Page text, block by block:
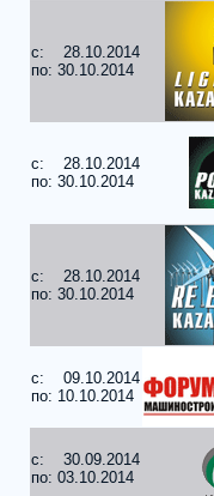
c: 28.10.2014
по: 30.10.2014
c: 28.10.2014
по: 30.10.2014
c: 28.10.2014
по: 30.10.2014
c: 09.10.2014
по: 10.10.2014
c: 30.09.2014
по: 03.10.2014